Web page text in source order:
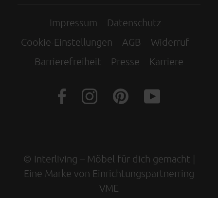
Impressum
Datenschutz
Cookie-Einstellungen
AGB
Widerruf
Barrierefreiheit
Presse Karriere
© Interliving – Möbel für dich gemacht |
Eine Marke von Einrichtungspartnerring
VME